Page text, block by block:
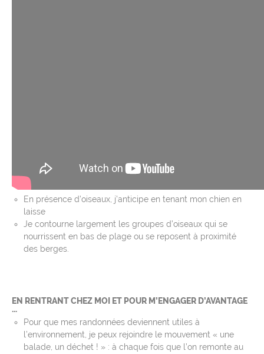
En présence d’oiseaux, j’anticipe en tenant mon chien en
laisse
Je contourne largement les groupes d’oiseaux qui se
nourrissent en bas de plage ou se reposent à proximité
des berges.
EN RENTRANT CHEZ MOI ET POUR M’ENGAGER D’AVANTAGE
...
Pour que mes randonnées deviennent utiles à
l’environnement, je peux rejoindre le mouvement « une
balade, un déchet ! » : à chaque fois que l’on remonte au